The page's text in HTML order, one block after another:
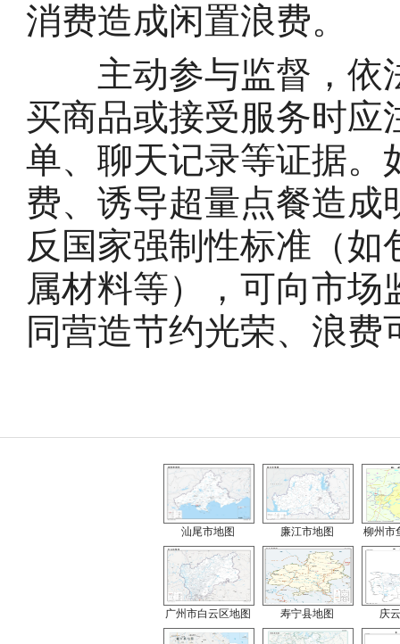
消费造成闲置浪费。
主动参与监督，依
买商品或接受服务时应
单、聊天记录等证据。
费、诱导超量点餐造
反国家强制性标准（
属材料等），可向市
同营造节约光荣、浪费
汕尾市地图 廉江市地图 柳州市
广州市白云区地图 寿宁县地图 庆